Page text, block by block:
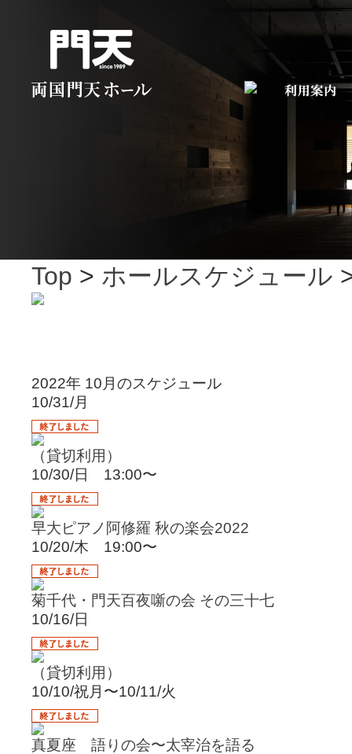
Top > ホールスケジュール
2022年 10月のスケジュール
10/31/月
（貸切利用）
10/30/日 13:00〜
早大ピアノ阿修羅 秋の楽会2022
10/20/木 19:00〜
菊千代・門天百夜噺の会 その三十七
10/16/日
（貸切利用）
10/10/祝月〜10/11/火
真夏座 語りの会〜太宰治を語る